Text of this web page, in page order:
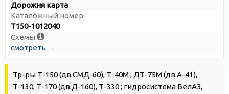
Дорожня карта
Каталожный номер
Т150-1012040
Схемы
смотреть →
Тр-ры Т-150 (дв.СМД-60), Т-40М , ДТ-75М (дв.А-41),
Т-130, Т-170 (дв.Д-160), Т-330 ; гидросистема БелАЗ,